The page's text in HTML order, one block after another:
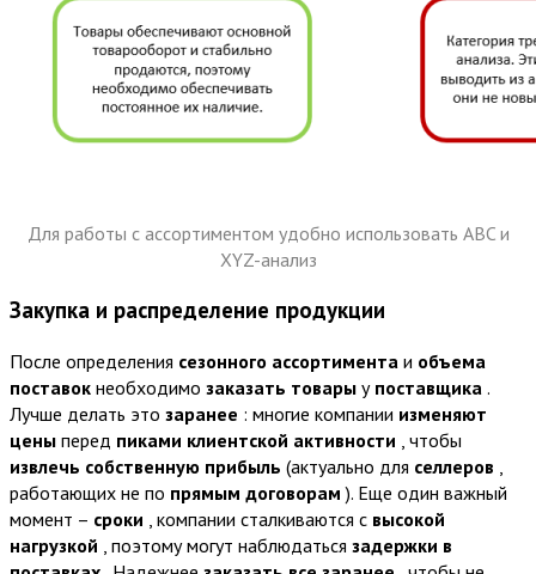
Для работы с ассортиментом удобно использовать ABC и
XYZ-анализ
Закупка и распределение продукции
После определения сезонного ассортимента и объема
поставок необходимо заказать товары у поставщика .
Лучше делать это заранее : многие компании изменяют
цены перед пиками клиентской активности , чтобы
извлечь собственную прибыль (актуально для селлеров ,
работающих не по прямым договорам). Еще один важный
момент – сроки , компании сталкиваются с высокой
нагрузкой , поэтому могут наблюдаться задержки в